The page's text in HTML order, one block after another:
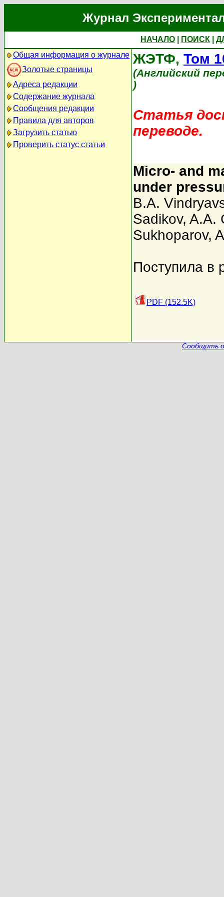
Журнал
НАЧАЛО ПОИСК
Общая информация о журнале
Золотые страницы
Адреса редакции
Содержание журнала
Сообщения редакции
Правила для авторов
Загрузить статью
Проверить статус статьи
ЖЭТФ, Том
(Английский
)
Статья
переводе.
Micro- and
under
B.A.
Sadikov, A.A.
Sukhoparov,
Поступила в
PDF (152.5K)
Сообщить о